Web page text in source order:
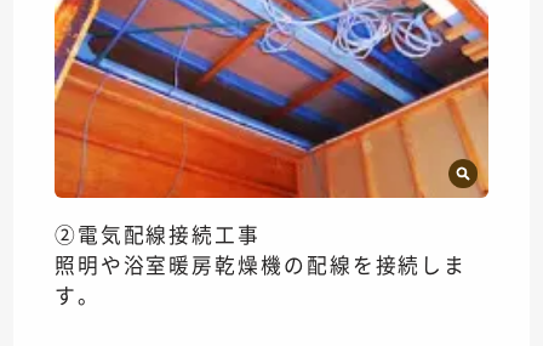
②電気配線接続工事
照明や浴室暖房乾燥機の配線を接続しま
す。